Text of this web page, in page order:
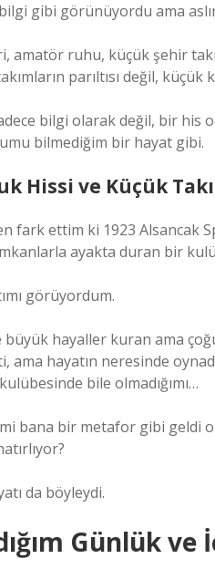
gibi görünüyordu ama
amatör ruhu, küçük şehir
parıltısı değil,
bilgi olarak değil, bir his
bilmediğim bir hayat gibi.
Hissi ve Küçük
fark ettim ki 1923
imkanlarla ayakta duran bir
görüyordum.
büyük hayaller kuran ama
ama hayatın neresinde
bile olmadığımı…
bana bir metafor gibi geldi
da böyleydi.
Günlük